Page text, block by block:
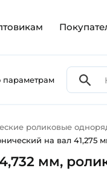
параметрам
роликовые
на вал 41,275
мм,